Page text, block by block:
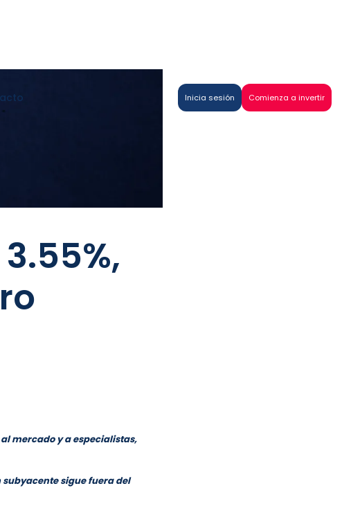
Inicia sesión Comienza a invertir
mercado y a especialistas,
sigue fuera del